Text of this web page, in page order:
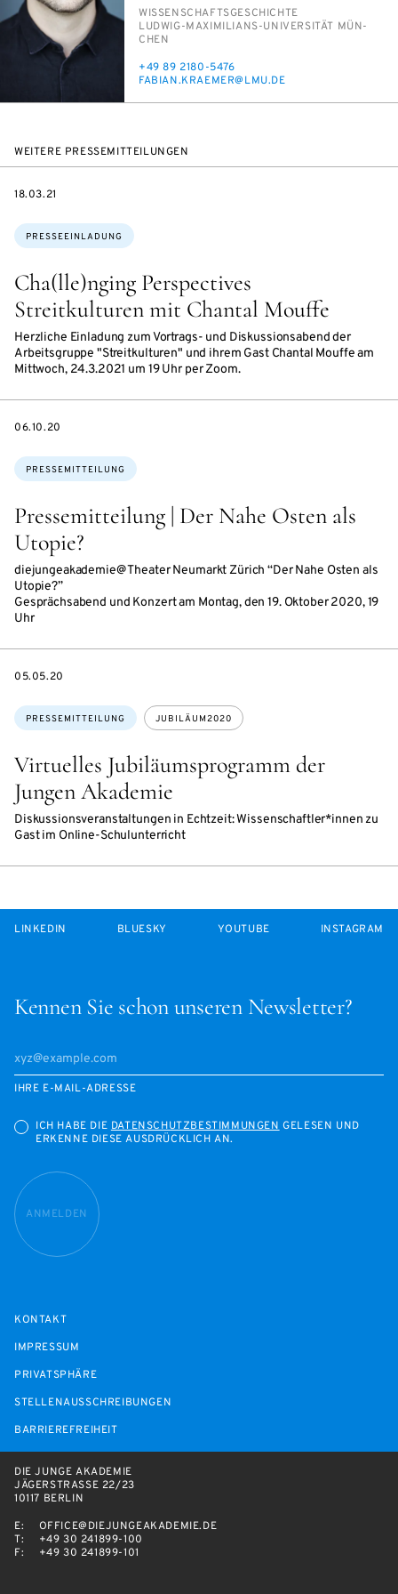
PERSON_RESEARCH_SUBJECT
WIS­SEN­SCHAFTS­GE­SCHICH­TE
INSTITUTION
LUD­WIG-MA­XI­MI­LI­ANS-UNI­VER­SI­TÄT MÜN­
CHEN
TELEFON
+49 89 2180-5476
E-
FA­BI­AN.KRA­E­MER@LMU.DE
WEITERE PRESSEMITTEILUNGEN
Cha(lle)nging Perspectives
Streitkulturen mit Chantal Mouffe
Herzliche Einladung zum Vortrags- und Diskussionsabend der
Arbeitsgruppe "Streitkulturen" und ihrem Gast Chantal Mouffe am
Mittwoch, 24.3.2021 um 19 Uhr per Zoom.
Themen:
PRESSEEINLADUNG
DATE
18.03.21
Pressemitteilung | Der Nahe Osten als
Utopie?
diejungeakademie@ Theater Neumarkt Zürich “Der Nahe Osten als
Utopie?”
Gesprächsabend und Konzert am Montag, den 19. Oktober 2020, 19
Uhr
Themen:
PRESSEMITTEILUNG
DATE
06.10.20
Virtuelles Jubiläumsprogramm der
Jungen Akademie
Diskussionsveranstaltungen in Echtzeit: Wissenschaftler*innen zu
Gast im Online-Schulunterricht
Themen:
PRESSEMITTEILUNG JUBILÄUM2020
DATE
05.05.20
Kennen Sie schon unseren Newsletter?
IHRE E-MAIL-ADRESSE
ICH HABE DIEDATENSCHUTZBESTIMMUNGENGELESEN UND
ERKENNE DIESE AUSDRÜCKLICH AN.
ANMELDEN
LINKEDIN BLUESKY YOUTUBE INSTAGRAM
KONTAKT
IMPRESSUM
PRIVATSPHÄRE
STELLENAUSSCHREIBUNGEN
BARRIEREFREIHEIT
DIE JUNGE AKADEMIE
JÄGERSTRASSE 22/23
10117 BERLIN
E:
OFFICE@DIEJUNGEAKADEMIE.DE
T:
+49 30 241899-100
F:
+49 30 241899-101